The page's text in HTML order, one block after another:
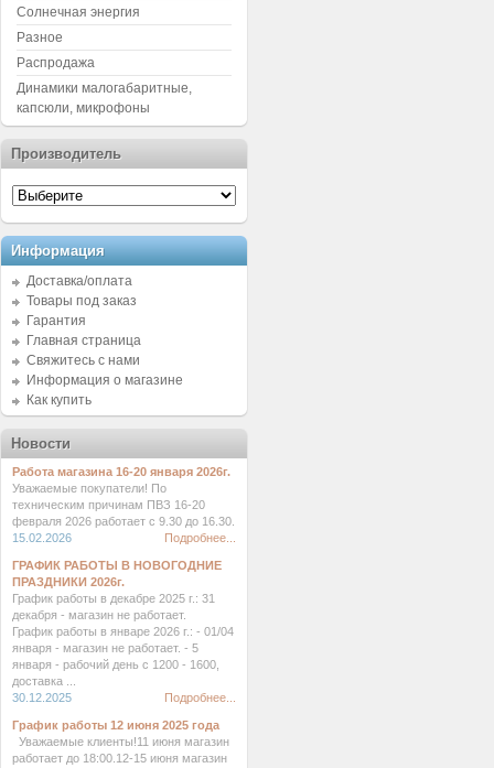
Солнечная энергия
Разное
Распродажа
Динамики малогабаритные,
капсюли, микрофоны
Производитель
Информация
Доставка/оплата
Товары под заказ
Гарантия
Главная страница
Свяжитесь с нами
Информация о магазине
Как купить
Новости
Работа магазина 16-20 января 2026г.
Уважаемые покупатели! По
техническим причинам ПВЗ 16-20
февраля 2026 работает с 9.30 до 16.30.
15.02.2026
Подробнее...
ГРАФИК РАБОТЫ В НОВОГОДНИЕ
ПРАЗДНИКИ 2026г.
График работы в декабре 2025 г.: 31
декабря - магазин не работает.
График работы в январе 2026 г.: - 01/04
января - магазин не работает. - 5
января - рабочий день с 1200 - 1600,
доставка ...
30.12.2025
Подробнее...
График работы 12 июня 2025 года
Уважаемые клиенты!11 июня магазин
работает до 18:00.12-15 июня магазин